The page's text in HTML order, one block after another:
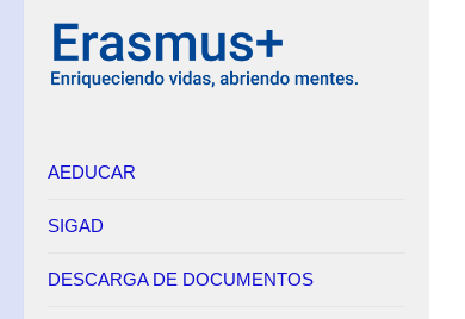
AEDUCAR
SIGAD
DESCARGA DE DOCUMENTOS